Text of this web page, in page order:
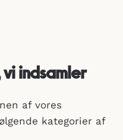
indsamler
af vores
kategorier af